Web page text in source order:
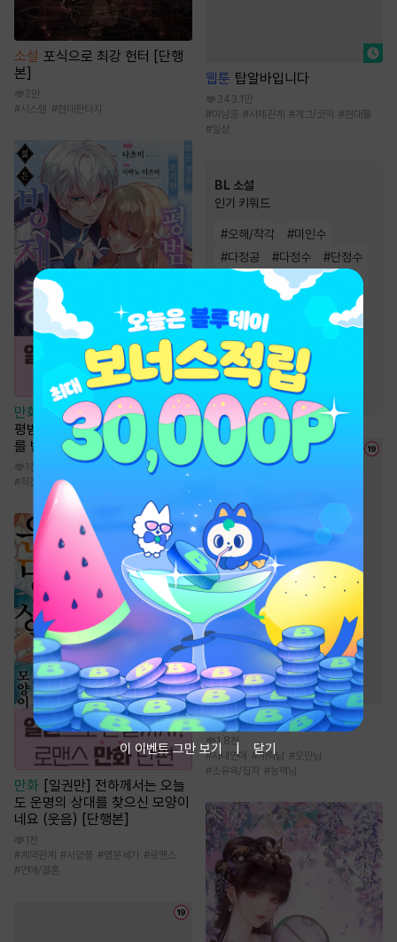
소설 포식으로 최강 헌터 [단행
본]
2만
#시스템 #현대판타지
만화
[일권만] 모든 것을 포기한
평범한 영애는 젊은 빙제의 총애
를 받는다 [단행본]
1천
#직진남 #로맨스
만화 [일권만] 전하께서는 오늘
도 운명의 상대를 찾으신 모양이
네요 (웃음) [단행본]
1천
# 계약관계 #서양풍 #명문세가 #로맨스
#연애/결혼
웹툰 탑알바입니다
343.1만
#미남공 #사제관계 #개그/코믹 #현대물
#일상
BL 소설
인기 키워드
#오해/착각 #미인수
#다정공 #다정수 #단정수
#순진수
능욕공
#
#강공 #달달물
능글공
#일상물 #첫사랑
#상처수 #연하공
#사랑꾼공 #절륜공
소설 해일주의보 [단행본]
1.8천
#사내연애 #계략남 #오만남
#소유욕/집착 #능력남
이 이벤트 그만 보기 닫기